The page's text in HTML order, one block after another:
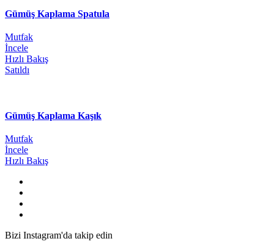
Gümüş Kaplama Spatula
Mutfak
İncele
Hızlı Bakış
Satıldı
Gümüş Kaplama Kaşık
Mutfak
İncele
Hızlı Bakış
Bizi Instagram'da takip edin